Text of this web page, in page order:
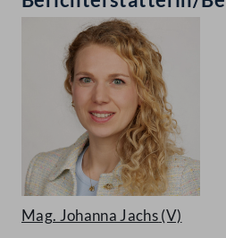
Mag. Johanna Jachs(V)